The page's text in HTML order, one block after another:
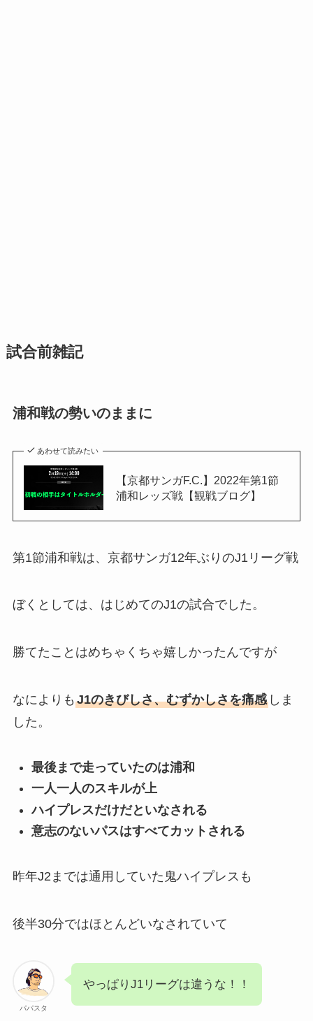
試合前雑記
浦和戦の勢いのままに
あわせて読みたい
【京都サンガF.C.】2022年第1節
浦和レッズ戦【観戦ブログ】
第1節浦和戦は、京都サンガ12年ぶりのJ1リーグ戦
ぼくとしては、はじめてのJ1の試合でした。
勝てたことはめちゃくちゃ嬉しかったんですが
なによりも J1のきびしさ、むずかしさを痛感しま
した。
最後まで走っていたのは浦和
一人一人のスキルが上
ハイプレスだけだといなされる
意志のないパスはすべてカットされる
昨年J2までは通用していた鬼ハイプレスも
後半30分ではほとんどいなされていて
パパスタ
やっぱりJ1リーグは違うな！！